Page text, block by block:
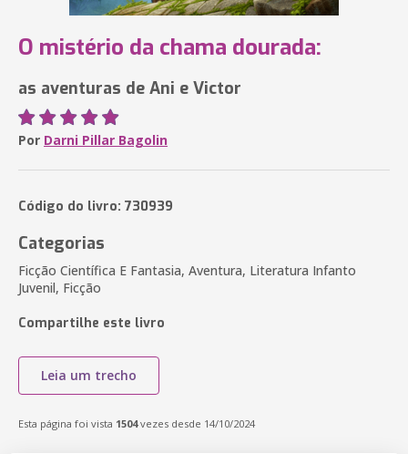
O mistério da chama dourada:
as aventuras de Ani e Victor
Por Darni Pillar Bagolin
Código do livro: 730939
Categorias
Ficção Científica E Fantasia, Aventura, Literatura Infanto
Juvenil, Ficção
Compartilhe este livro
Leia um trecho
Esta página foi vista 1504vezes desde 14/10/2024